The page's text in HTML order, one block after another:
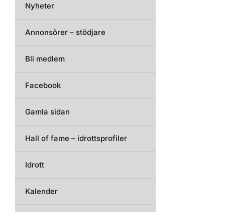
Nyheter
Annonsörer – stödjare
Bli medlem
Facebook
Gamla sidan
Hall of fame – idrottsprofiler
Idrott
Kalender